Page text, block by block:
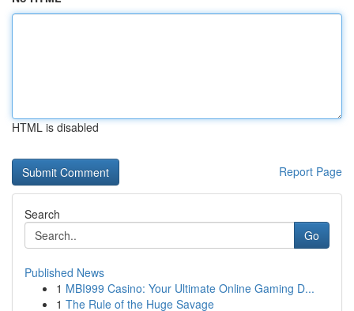
HTML is disabled
Report Page
Search
Go
Published News
1 MBI999 Casino: Your Ultimate Online Gaming D...
1 The Rule of the Huge Savage